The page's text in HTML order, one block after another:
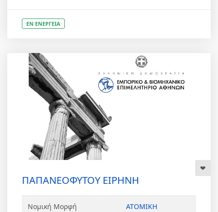
ΕΝ ΕΝΕΡΓΕΙΑ
ΠΑΠΑΝΕΟΦΥΤΟΥ ΕΙΡΗΝΗ
Νομική Μορφή ΑΤΟΜΙΚΗ